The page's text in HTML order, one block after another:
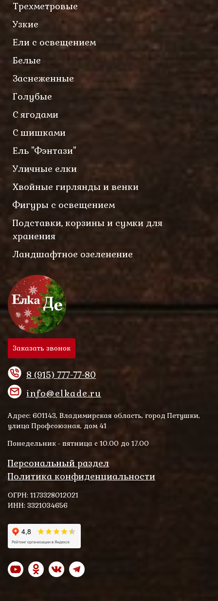
Трехметровые
Узкие
Ели с освещением
Белые
Заснеженные
Голубые
С ягодами
С шишками
Ель "Фэнтази"
Уличные елки
Хвойные гирлянды и венки
Фигуры с освещением
Подставки, корзины и сумки для
хранения
Ландшафтное озеленение
Заказать звонок
8 (915) 777-77-80
info@elkade.ru
Адрес: 601143, Владимирская область, город Петушки,
улица Профсоюзная, дом 41
Понедельник - пятница с 10.00 до 17.00
Персональный раздел
Политика конфиденциальности
ОГРН: 1173328012021
ИНН: 3321034656